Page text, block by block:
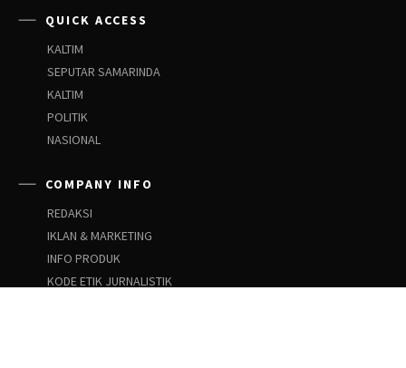
QUICK ACCESS
KALTIM
SEPUTAR SAMARINDA
KALTIM
POLITIK
NASIONAL
COMPANY INFO
REDAKSI
IKLAN & MARKETING
INFO PRODUK
KODE ETIK JURNALISTIK